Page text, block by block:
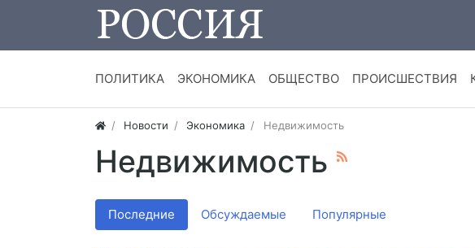
ПОЛИТИКА ЭКОНОМИКА ОБЩЕСТВО ПРОИСШЕСТВИЯ
Новости Экономика Недвижимость
Недвижимость
Последние Обсуждаемые Популярные